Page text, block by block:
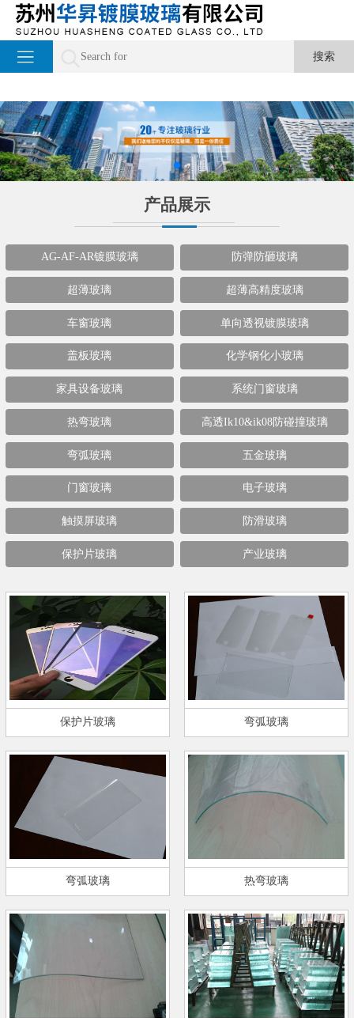
产品展示
AG-AF-AR镀膜玻璃 防弹防砸玻璃
超薄玻璃 超薄高精度玻璃
车窗玻璃 单向透视镀膜玻璃
盖板玻璃 化学钢化小玻璃
家具设备玻璃 系统门窗玻璃
热弯玻璃 高透Ik10&ik08防碰撞玻璃
弯弧玻璃 五金玻璃
门窗玻璃 电子玻璃
触摸屏玻璃 防滑玻璃
保护片玻璃 产业玻璃
保护片玻璃 弯弧玻璃
弯弧玻璃 热弯玻璃